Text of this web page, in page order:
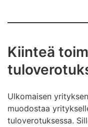
Kiinteä
Ulkomaisen
muodostaa
tuloverotuksessa.